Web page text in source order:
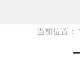
当前位置：